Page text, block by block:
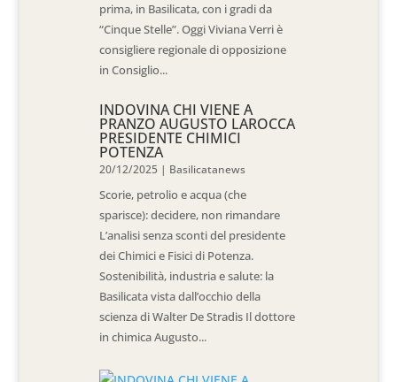
prima, in Basilicata, con i gradi da
“Cinque Stelle”. Oggi Viviana Verri è
consigliere regionale di opposizione
in Consiglio...
INDOVINA CHI VIENE A
PRANZO AUGUSTO LAROCCA
PRESIDENTE CHIMICI
POTENZA
20/12/2025 | Basilicatanews
Scorie, petrolio e acqua (che
sparisce): decidere, non rimandare
L’analisi senza sconti del presidente
dei Chimici e Fisici di Potenza.
Sostenibilità, industria e salute: la
Basilicata vista dall’occhio della
scienza di Walter De Stradis Il dottore
in chimica Augusto...